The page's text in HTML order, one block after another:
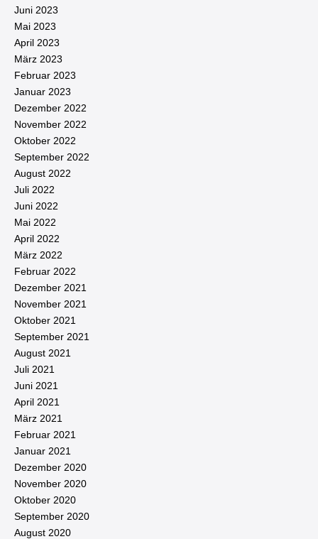
Juni 2023
Mai 2023
April 2023
März 2023
Februar 2023
Januar 2023
Dezember 2022
November 2022
Oktober 2022
September 2022
August 2022
Juli 2022
Juni 2022
Mai 2022
April 2022
März 2022
Februar 2022
Dezember 2021
November 2021
Oktober 2021
September 2021
August 2021
Juli 2021
Juni 2021
April 2021
März 2021
Februar 2021
Januar 2021
Dezember 2020
November 2020
Oktober 2020
September 2020
August 2020